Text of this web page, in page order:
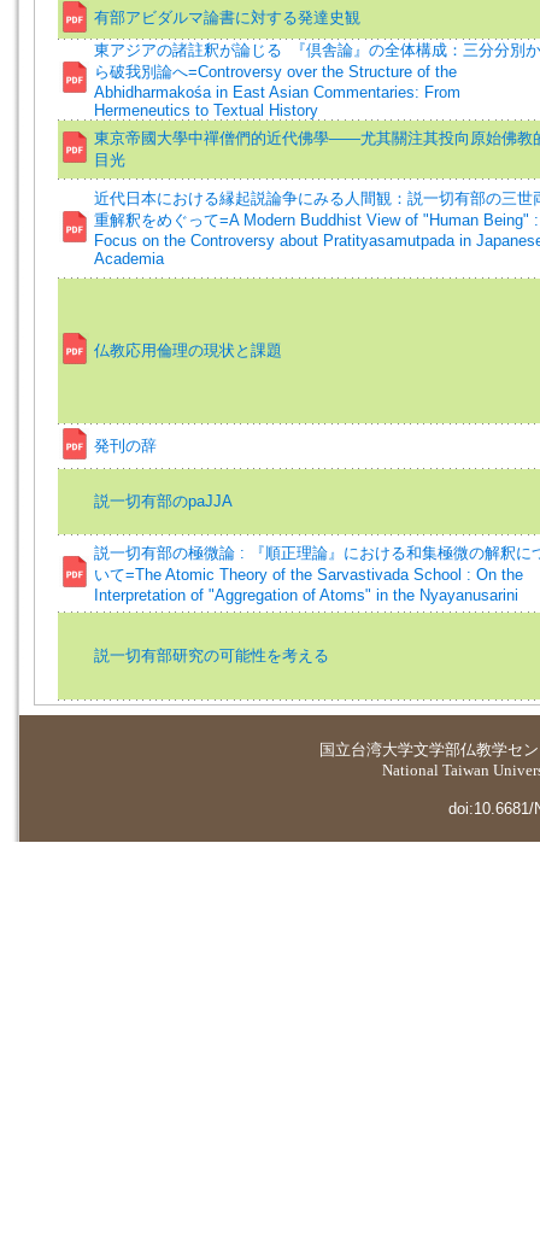
有部アビダルマ論書に対する発達史観
東アジアの諸註釈が論じる 『倶舎論』の全体構成：三分分別か
ら破我別論へ=Controversy over the Structure of the
Abhidharmakośa in East Asian Commentaries: From
Hermeneutics to Textual History
東京帝國大學中禪僧們的近代佛學——尤其關注其投向原始佛教
目光
近代日本における縁起説論争にみる人間観：説一切有部の三世
重解釈をめぐって=A Modern Buddhist View of "Human Being" :
Focus on the Controversy about Pratityasamutpada in
Academia
仏教応用倫理の現状と課題
発刊の辞
説一切有部のpaJJA
説一切有部の極微論 : 『順正理論』における和集極微の解釈に
いて=The Atomic Theory of the Sarvastivada School : On the
Interpretation of "Aggregation of Atoms" in the Nyayanusarini
説一切有部研究の可能性を考える
国立台湾大学文学部仏教学セ
National Taiwan
doi:10.6681/